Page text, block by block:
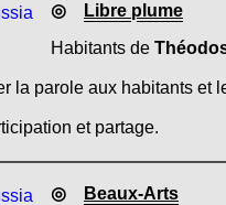
◎
Libre plume
Habitants de
la parole aux habitants
et partage.
◎
Beaux-Arts